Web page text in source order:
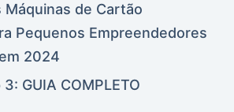
de Cartão
Pequenos Empreendedores
2024
GUIA COMPLETO